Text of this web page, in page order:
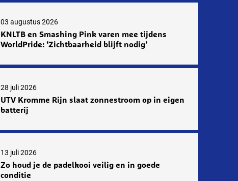
03 augustus 2026
KNLTB en Smashing Pink varen mee tijdens
WorldPride: ‘Zichtbaarheid blijft nodig’
28 juli 2026
UTV Kromme Rijn slaat zonnestroom op in eigen
batterij
13 juli 2026
Zo houd je de padelkooi veilig en in goede
conditie